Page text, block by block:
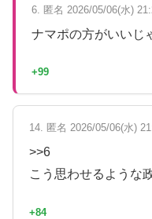
6. 匿名 2026/05/06(水)
ナマポの方がいいじ
+99
14. 匿名 2026/05/06(水)
>>6
こう思わせるような
+84